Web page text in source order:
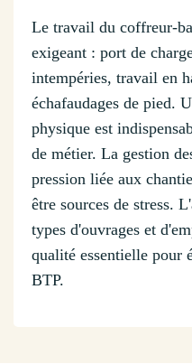
Le travail du coffreur-
exigeant : port de
intempéries, travail en
échafaudages de pied.
physique est
de métier. La gestion
pression liée aux
être sources de stress.
types d'ouvrages et
qualité essentielle pour
BTP.